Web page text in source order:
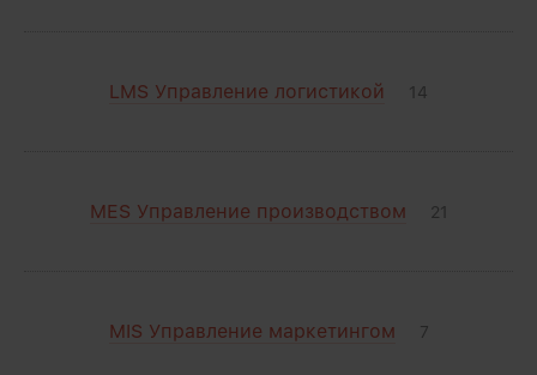
LMS Управление логистикой 14
MES Управление производством 21
MIS Управление маркетингом 7